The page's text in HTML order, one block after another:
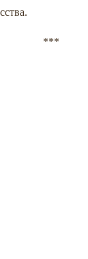
***